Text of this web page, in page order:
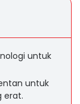
untuk
untuk
erat.